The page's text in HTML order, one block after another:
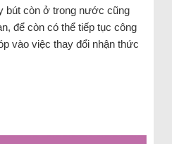
bút còn ở trong nước cũng
để còn có thể tiếp tục công
vào việc thay đổi nhận thức